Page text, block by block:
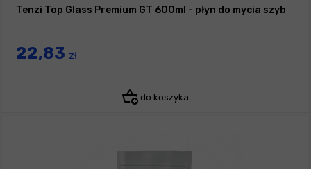
Tenzi Top Glass Premium GT 600ml - płyn do mycia szyb
22,83 zł
do koszyka